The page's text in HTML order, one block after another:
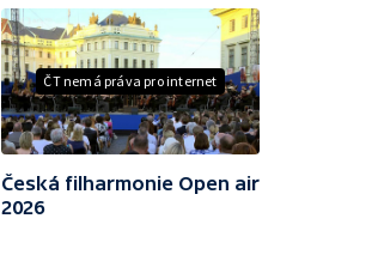
ČT nemá práva pro internet
Česká filharmonie Open air
2026